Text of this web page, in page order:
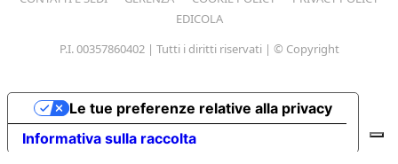
EDICOLA
P.I. 00357860402 | Tutti i diritti riservati | © Copyright
Informativa sulla raccolta
Le tue preferenze relative alla privacy